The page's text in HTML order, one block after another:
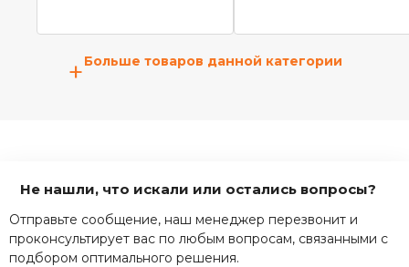
+Больше товаров данной категории
Не нашли, что искали или остались вопросы?
Отправьте сообщение, наш менеджер перезвонит и
проконсультирует вас по любым вопросам, связанными с
подбором оптимального решения.